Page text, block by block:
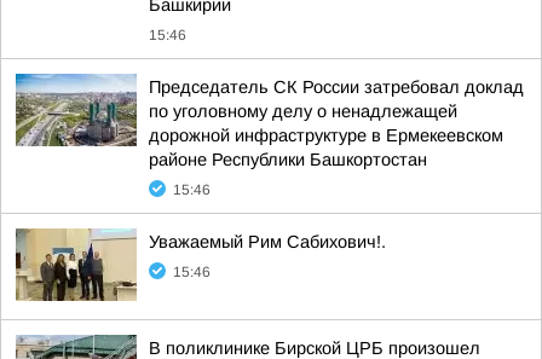
Башкирии
15:46
Председатель СК России затребовал доклад
по уголовному делу о ненадлежащей
дорожной инфраструктуре в Ермекеевском
районе Республики Башкортостан
15:46
Уважаемый Рим Сабихович!.
15:46
В поликлинике Бирской ЦРБ произошел